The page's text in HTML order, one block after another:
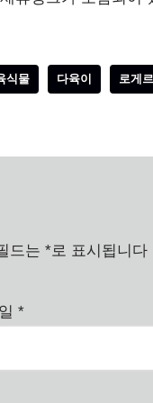
식물 다육이 로게
드는 *로 표시됩니다
*